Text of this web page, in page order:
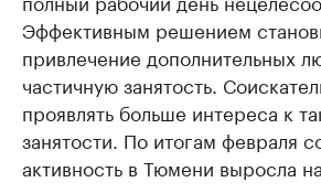
Эффективным решением
привлечение дополнительных
частичную занятость.
проявлять больше интереса к
занятости. По итогам февраля
активность в Тюмени выросла